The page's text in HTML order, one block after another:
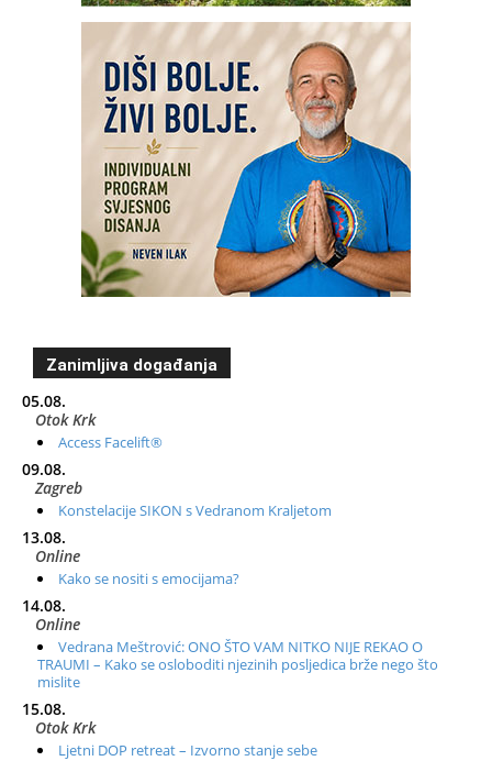
Zanimljiva događanja
05.08.
Otok Krk
Access Facelift®
09.08.
Zagreb
Konstelacije SIKON s Vedranom Kraljetom
13.08.
Online
Kako se nositi s emocijama?
14.08.
Online
Vedrana Meštrović: ONO ŠTO VAM NITKO NIJE REKAO O
TRAUMI – Kako se osloboditi njezinih posljedica brže nego što
mislite
15.08.
Otok Krk
Ljetni DOP retreat – Izvorno stanje sebe